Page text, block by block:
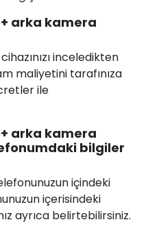
arka kamera
inceledikten
maliyetini tarafınıza
ile
arka kamera
bilgiler
içindeki
içerisindeki
ayrıca belirtebilirsiniz.